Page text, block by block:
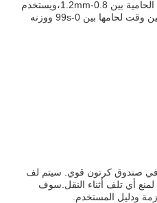
يمكن التعامل مع قطرات الأسلاك الحامية بين 0.8-1.2mm،ويستخدم
طريقة لحام نقطة واحدةيمكن تعيين وقت لحامها بين 0-99s ووزنه
في صندوق كرتون قوي. سيتم لف
لمنع أي تلف أثناء النقل.سوف
ودليل المستخدم.